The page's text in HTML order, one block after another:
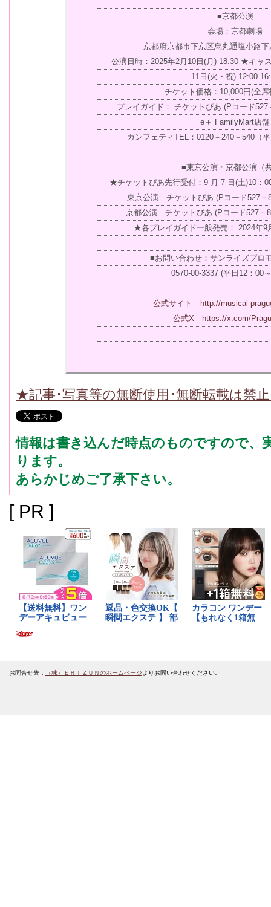
■京都公演
会場：京都劇場
京都府京都市下京区烏丸通塩小路
公演日時：2025年2月10日(月) 18:30 ★キャ
11日(火・祝) 12:00
チケット価格：10,000円(全
プレイガイド： チケットぴあ (Pコード527
e＋ FamilyMart店舗
カンフェティTEL：0120－240－540（
■東京公演・京都公演（
★チケットぴあ先行受付：9 月 7 日(土)10：
東京公演 チケットぴあ (Pコード527－
京都公演 チケットぴあ (Pコード527－
★各プレイガイド一般発売： 2024年9
■お問い合わせ：サンライズプロ
0570-00-3337 (平日12：00
公式サイト http://musical-
公式X https://x.com/
★記事･写真等の無断使用･無断転載は禁
情報は書き込んだ時点のものですので、
ります。
あらかじめご了承下さい。
[ PR ]
お問合せ先： （株）ＥＲＩＺＵＮのホームページよりお問い合わせください。